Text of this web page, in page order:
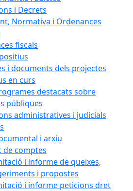
i Decrets
Normativa i Ordenances
fiscals
i documents dels projectes
en curs
destacats sobre
públiques
administratives i judicials
i arxiu
de comptes
i informe de queixes,
i propostes
i informe peticions dret